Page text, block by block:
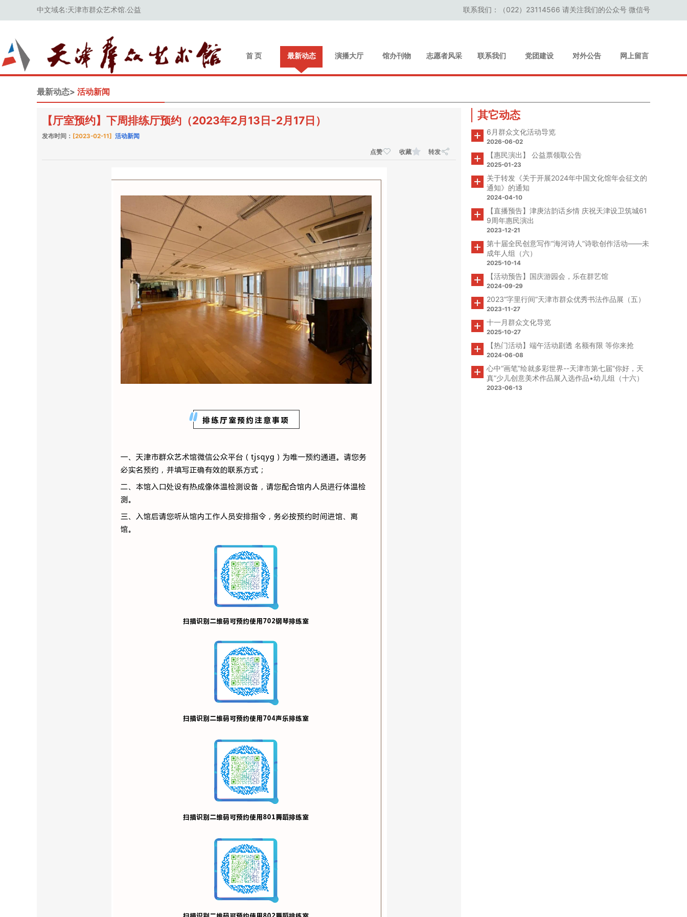
中文域名:天津市群众艺术馆.公益 联系我们：（022）23114566 请关注我们的公众号 微信号
首 页 最新动态 演播大厅 馆办刊物 志愿者风采 联系我们 党团建设 对外公告 网上留言
最新动态> 活动新闻
【厅室预约】下周排练厅预约（2023年2月13日-2月17日）
发布时间： [2023-02-11] 活动新闻
点赞 收藏 转发
其它动态
6月群众文化活动导览
2026-06-02
【惠民演出】 公益票领取公告
2025-01-23
关于转发《关于开展2024年中国文化馆年会征文的
通知》的通知
2024-04-10
【直播预告】津庚沽韵话乡情 庆祝天津设卫筑城61
9周年惠民演出
2023-12-21
第十届全民创意写作“海河诗人”诗歌创作活动——未
成年人组（六）
2025-10-14
【活动预告】国庆游园会，乐在群艺馆
2024-09-29
2023“字里行间”天津市群众优秀书法作品展（五）
2023-11-27
十一月群众文化导览
2025-10-27
【热门活动】端午活动剧透 名额有限 等你来抢
2024-06-08
心中“画笔”绘就多彩世界--天津市第七届“你好，天
真”少儿创意美术作品展入选作品•幼儿组（十六）
2023-06-13